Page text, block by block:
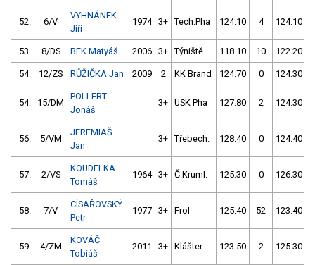
52. 6/V
VYHNÁNEK
Jiří
1974 3+ Tech.Pha 124.10 4 124.10
53. 8/DS BEK Matyáš 2006 3+ Týniště 118.10 10 122.20
54. 12/ZS RŮŽIČKA Jan 2009 2 KK Brand 124.70 0 124.30
54. 15/DM
POLLERT
Jonáš
3+ USK Pha 127.80 2 124.30
56. 5/VM
JEREMIAŠ
Jan
3+ Třebech. 128.40 0 124.40
57. 2/VS
KOUDELKA
Tomáš
1964 3+ Č.Kruml. 125.30 0 126.30
58. 7/V
CÍSAŘOVSKÝ
Petr
1977 3+ Frol 125.40 52 123.40
59. 4/ZM
KOVÁČ
Tobiáš
2011 3+ Klášter. 123.50 2 125.30